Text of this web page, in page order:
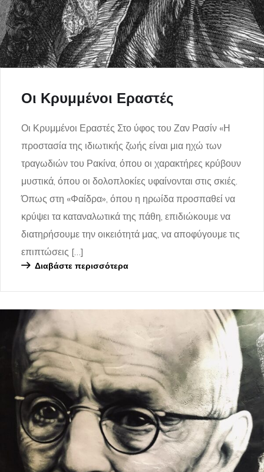
Οι Κρυμμένοι Εραστές
Οι Κρυμμένοι Εραστές Στο ύφος του Ζαν Ρασίν «Η
προστασία της ιδιωτικής ζωής είναι μια ηχώ των
τραγωδιών του Ρακίνα, όπου οι χαρακτήρες κρύβουν
μυστικά, όπου οι δολοπλοκίες υφαίνονται στις σκιές.
Όπως στη «Φαίδρα», όπου η ηρωίδα προσπαθεί να
κρύψει τα καταναλωτικά της πάθη, επιδιώκουμε να
διατηρήσουμε την οικειότητά μας, να αποφύγουμε τις
επιπτώσεις […]
Διαβάστε περισσότερα